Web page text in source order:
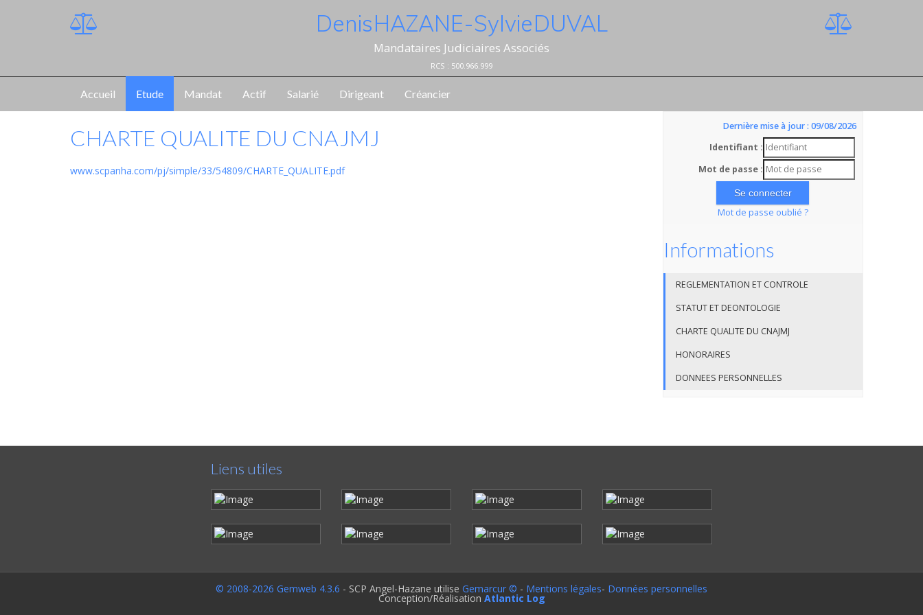
Denis HAZANE - Sylvie DUVAL
Mandataires Judiciaires Associés
RCS : 500.966.999
Accueil Etude Mandat Actif Salarié Dirigeant Créancier
CHARTE QUALITE DU CNAJMJ
www.scpanha.com/pj/simple/33/54809/CHARTE_QUALITE.pdf
Dernière mise à jour : 09/08/2026
Identifiant :
Mot de passe :
Mot de passe oublié ?
Informations
REGLEMENTATION ET CONTROLE
STATUT ET DEONTOLOGIE
CHARTE QUALITE DU CNAJMJ
HONORAIRES
DONNEES PERSONNELLES
Liens utiles
© 2008-2026 Gemweb 4.3.6 - SCP Angel-Hazane utilise Gemarcur © - Mentions légales- Données personnelles
Conception/Réalisation Atlantic Log